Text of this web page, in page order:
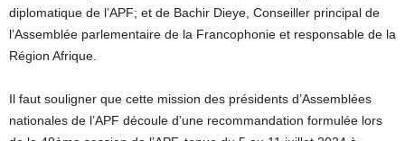
diplomatique de l’APF; et de Bachir Dieye, Conseiller principal de
l’Assemblée parlementaire de la Francophonie et responsable de la
Région Afrique.
Il faut souligner que cette mission des présidents d’Assemblées
nationales de l’APF découle d’une recommandation formulée lors